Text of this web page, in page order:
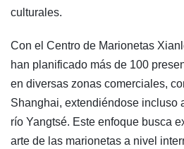
culturales.
Con el Centro de Marionetas
han planificado más de 100
en diversas zonas comerciales,
Shanghai, extendiéndose incluso
río Yangtsé. Este enfoque busca
arte de las marionetas a nivel